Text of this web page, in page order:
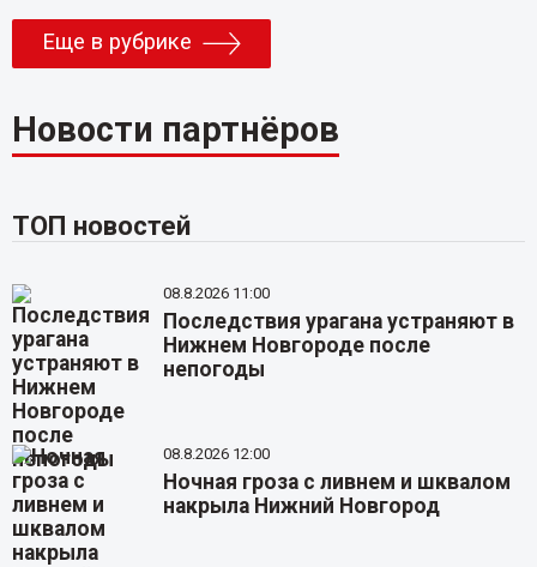
Еще в рубрике
Новости партнёров
ТОП новостей
08.8.2026 11:00
Последствия урагана устраняют в
Нижнем Новгороде после
непогоды
08.8.2026 12:00
Ночная гроза с ливнем и шквалом
накрыла Нижний Новгород